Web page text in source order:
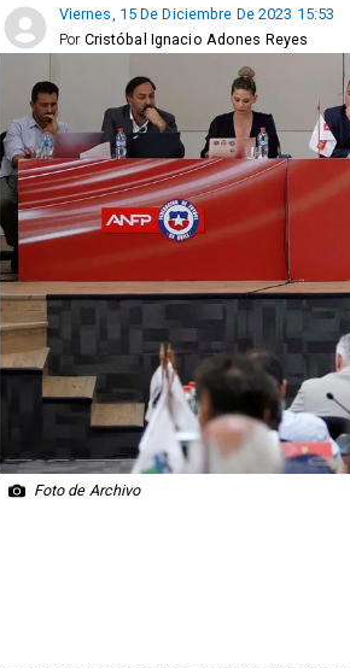
Viernes, 15 De Diciembre De 2023 15:53
Cristóbal Ignacio Adones Reyes
Por
Foto de Archivo